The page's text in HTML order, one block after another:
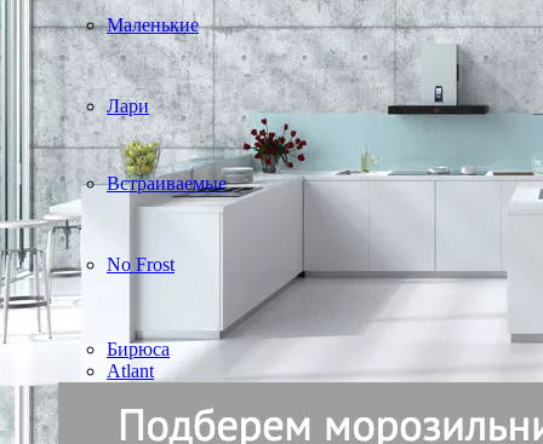
Маленькие
Лари
Встраиваемые
No Frost
Бирюса
Atlant